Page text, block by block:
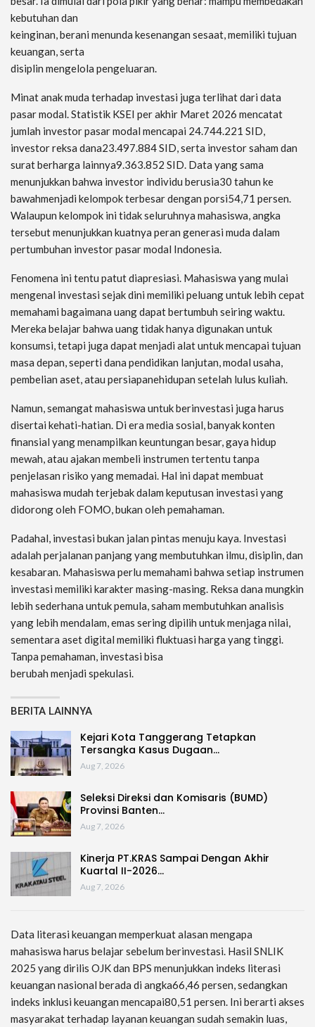
kebutuhan dan
keinginan, berani menunda kesenangan sesaat, memiliki tujuan
keuangan, serta
disiplin mengelola pengeluaran.
Minat anak muda terhadap investasi juga terlihat dari data
pasar modal. Statistik KSEI per akhir Maret 2026 mencatat
jumlah investor pasar modal mencapai 24.744.221 SID,
investor reksa dana23.497.884 SID, serta investor saham dan
surat berharga lainnya9.363.852 SID. Data yang sama
menunjukkan bahwa investor individu berusia30 tahun ke
bawahmenjadi kelompok terbesar dengan porsi54,71 persen.
Walaupun kelompok ini tidak seluruhnya mahasiswa, angka
tersebut menunjukkan kuatnya peran generasi muda dalam
pertumbuhan investor pasar modal Indonesia.
Fenomena ini tentu patut diapresiasi. Mahasiswa yang mulai
mengenal investasi sejak dini memiliki peluang untuk lebih cepat
memahami bagaimana uang dapat bertumbuh seiring waktu.
Mereka belajar bahwa uang tidak hanya digunakan untuk
konsumsi, tetapi juga dapat menjadi alat untuk mencapai tujuan
masa depan, seperti dana pendidikan lanjutan, modal usaha,
pembelian aset, atau persiapanehidupan setelah lulus kuliah.
Namun, semangat mahasiswa untuk berinvestasi juga harus
disertai kehati-hatian. Di era media sosial, banyak konten
finansial yang menampilkan keuntungan besar, gaya hidup
mewah, atau ajakan membeli instrumen tertentu tanpa
penjelasan risiko yang memadai. Hal ini dapat membuat
mahasiswa mudah terjebak dalam keputusan investasi yang
didorong oleh FOMO, bukan oleh pemahaman.
Padahal, investasi bukan jalan pintas menuju kaya. Investasi
adalah perjalanan panjang yang membutuhkan ilmu, disiplin, dan
kesabaran. Mahasiswa perlu memahami bahwa setiap instrumen
investasi memiliki karakter masing-masing. Reksa dana mungkin
lebih sederhana untuk pemula, saham membutuhkan analisis
yang lebih mendalam, emas sering dipilih untuk menjaga nilai,
sementara aset digital memiliki fluktuasi harga yang tinggi.
Tanpa pemahaman, investasi bisa
berubah menjadi spekulasi.
BERITA LAINNYA
Kejari Kota Tanggerang Tetapkan
Tersangka Kasus Dugaan…
Aug 7, 2026
Seleksi Direksi dan Komisaris (BUMD)
Provinsi Banten…
Aug 7, 2026
Kinerja PT.KRAS Sampai Dengan Akhir
Kuartal II-2026…
Aug 7, 2026
Data literasi keuangan memperkuat alasan mengapa
mahasiswa harus belajar sebelum berinvestasi. Hasil SNLIK
2025 yang dirilis OJK dan BPS menunjukkan indeks literasi
keuangan nasional berada di angka66,46 persen, sedangkan
indeks inklusi keuangan mencapai80,51 persen. Ini berarti akses
masyarakat terhadap layanan keuangan sudah semakin luas,